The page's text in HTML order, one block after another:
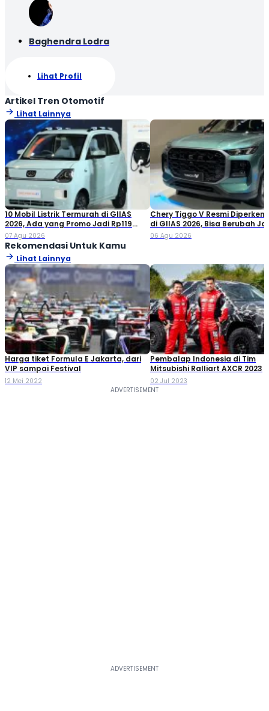
Baghendra Lodra
Lihat Profil
Artikel Tren Otomotif
Lihat Lainnya
10 Mobil Listrik Termurah di GIIAS
2026, Ada yang Promo Jadi Rp119
Jutaan!
07 Agu 2026
Chery Tiggo V Resmi
di GIIAS 2026, Bisa Berubah
Double Cabin
06 Agu 2026
Rekomendasi Untuk Kamu
Lihat Lainnya
Harga tiket Formula E Jakarta, dari
VIP sampai Festival
12 Mei 2022
Pembalap Indonesia di Tim
Mitsubishi Ralliart AXCR 2023
02 Jul 2023